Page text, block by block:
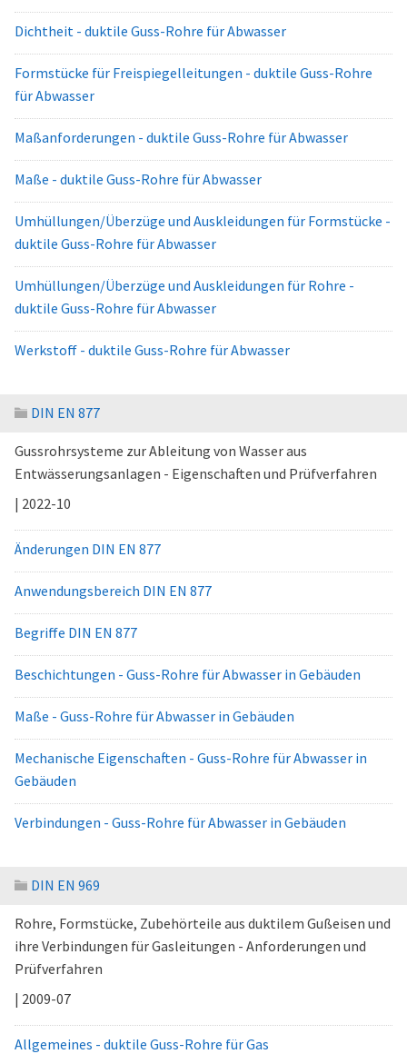
Dichtheit - duktile Guss-Rohre für Abwasser
Formstücke für Freispiegelleitungen - duktile Guss-Rohre
für Abwasser
Maßanforderungen - duktile Guss-Rohre für Abwasser
Maße - duktile Guss-Rohre für Abwasser
Umhüllungen/Überzüge und Auskleidungen für Formstücke -
duktile Guss-Rohre für Abwasser
Umhüllungen/Überzüge und Auskleidungen für Rohre -
duktile Guss-Rohre für Abwasser
Werkstoff - duktile Guss-Rohre für Abwasser
DIN EN 877
Gussrohrsysteme zur Ableitung von Wasser aus
Entwässerungsanlagen - Eigenschaften und Prüfverfahren
| 2022-10
Änderungen DIN EN 877
Anwendungsbereich DIN EN 877
Begriffe DIN EN 877
Beschichtungen - Guss-Rohre für Abwasser in Gebäuden
Maße - Guss-Rohre für Abwasser in Gebäuden
Mechanische Eigenschaften - Guss-Rohre für Abwasser in
Gebäuden
Verbindungen - Guss-Rohre für Abwasser in Gebäuden
DIN EN 969
Rohre, Formstücke, Zubehörteile aus duktilem Gußeisen und
ihre Verbindungen für Gasleitungen - Anforderungen und
Prüfverfahren
| 2009-07
Allgemeines - duktile Guss-Rohre für Gas